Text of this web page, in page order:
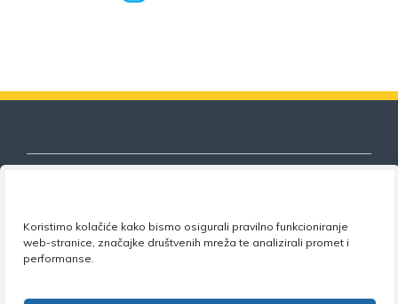
Koristimo kolačiće kako bismo osigurali pravilno funkcioniranje
web-stranice, značajke društvenih mreža te analizirali promet i
performanse.
Nezavisni sindikat znanosti i visokog
obrazovanja
Adresa: Florijana Andrašeca 18A / VI kat • 10 000